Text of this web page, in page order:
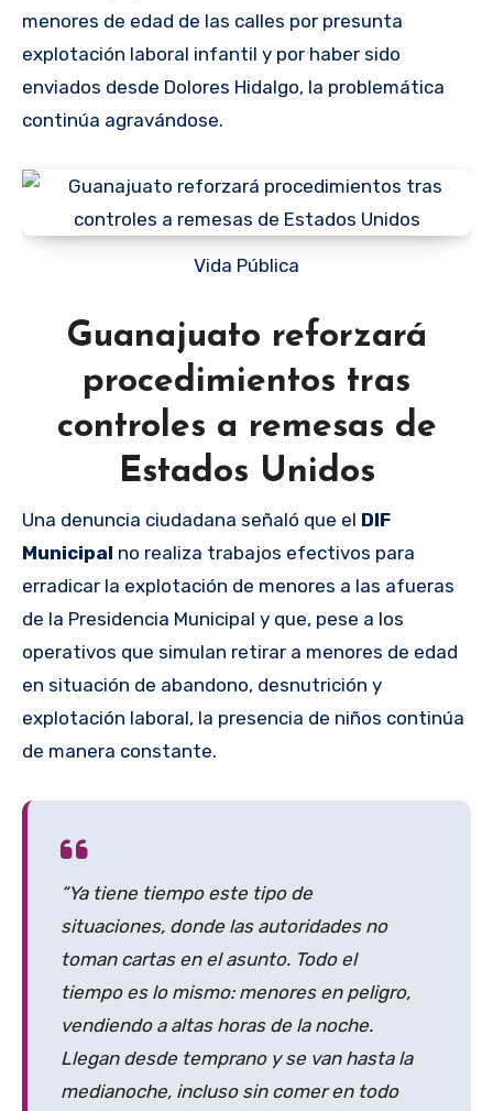
menores de edad de las calles por presunta
explotación laboral infantil y por haber sido
enviados desde Dolores Hidalgo, la problemática
continúa agravándose.
Vida Pública
Guanajuato reforzará
procedimientos tras
controles a remesas de
Estados Unidos
Una denuncia ciudadana señaló que el DIF
Municipal no realiza trabajos efectivos para
erradicar la explotación de menores a las afueras
de la Presidencia Municipal y que, pese a los
operativos que simulan retirar a menores de edad
en situación de abandono, desnutrición y
explotación laboral, la presencia de niños continúa
de manera constante.
“Ya tiene tiempo este tipo de
situaciones, donde las autoridades no
toman cartas en el asunto. Todo el
tiempo es lo mismo: menores en peligro,
vendiendo a altas horas de la noche.
Llegan desde temprano y se van hasta la
medianoche, incluso sin comer en todo